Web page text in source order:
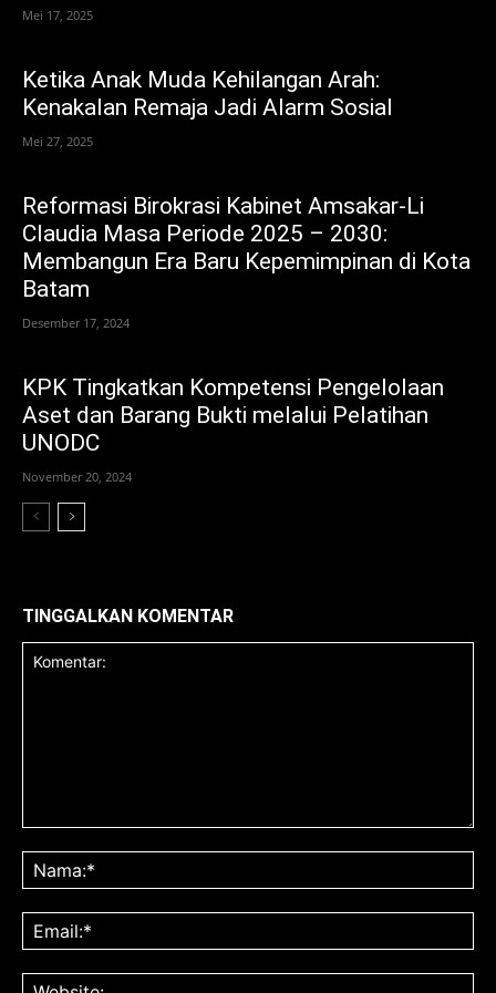
Mei 17, 2025
Ketika Anak Muda Kehilangan Arah:
Kenakalan Remaja Jadi Alarm Sosial
Mei 27, 2025
Reformasi Birokrasi Kabinet Amsakar-Li
Claudia Masa Periode 2025 – 2030:
Membangun Era Baru Kepemimpinan di Kota
Batam
Desember 17, 2024
KPK Tingkatkan Kompetensi Pengelolaan
Aset dan Barang Bukti melalui Pelatihan
UNODC
November 20, 2024
TINGGALKAN KOMENTAR